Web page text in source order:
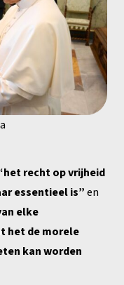
recht op vrijheid
essentieel is”en
elke
het de morele
kan worden